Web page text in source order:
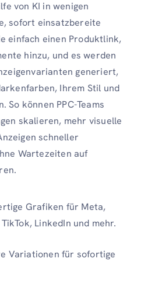
von KI in wenigen
sofort einsatzbereite
einfach einen Produktlink,
hinzu, und es werden
generiert,
Ihrem Stil und
So können PPC-Teams
skalieren, mehr visuelle
schneller
Wartezeiten auf
Grafiken für Meta,
LinkedIn und mehr.
Variationen für sofortige